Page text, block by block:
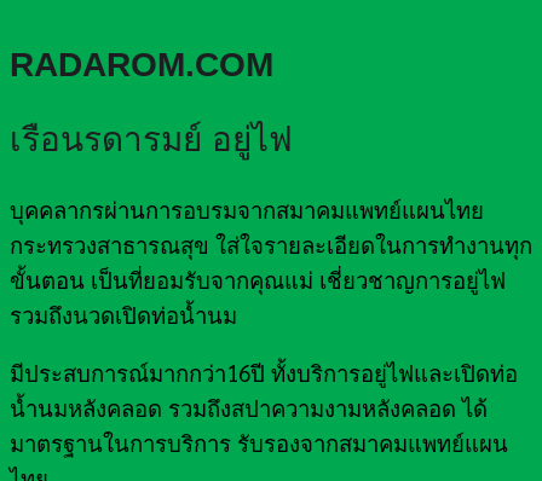
RADAROM.COM
เรือนรดารมย์ อยู่ไฟ
บุคคลากรผ่านการอบรมจากสมาคมแพทย์แผนไทย
กระทรวงสาธารณสุข ใส่ใจรายละเอียดในการทำงานทุก
ขั้นตอน เป็นที่ยอมรับจากคุณแม่ เชี่ยวชาญการอยู่ไฟ
รวมถึงนวดเปิดท่อน้ำนม
มีประสบการณ์มากกว่า16ปี ทั้งบริการอยู่ไฟและเปิดท่อ
น้ำนมหลังคลอด รวมถึงสปาความงามหลังคลอด ได้
มาตรฐานในการบริการ รับรองจากสมาคมแพทย์แผน